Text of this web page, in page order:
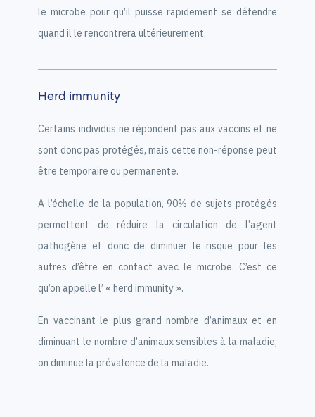
le microbe pour qu’il puisse rapidement se défendre
quand il le rencontrera ultérieurement.
Herd immunity
Certains individus ne répondent pas aux vaccins et ne
sont donc pas protégés, mais cette non-réponse peut
être temporaire ou permanente.
A l’échelle de la population, 90% de sujets protégés
permettent de réduire la circulation de l’agent
pathogène et donc de diminuer le risque pour les
autres d’être en contact avec le microbe. C’est ce
qu’on appelle l’ « herd immunity ».
En vaccinant le plus grand nombre d’animaux et en
diminuant le nombre d’animaux sensibles à la maladie,
on diminue la prévalence de la maladie.